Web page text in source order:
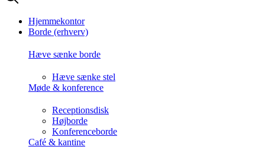
Hjemmekontor
Borde (erhverv)
Hæve sænke borde
Hæve sænke stel
Møde & konference
Receptionsdisk
Højborde
Konferenceborde
Café & kantine